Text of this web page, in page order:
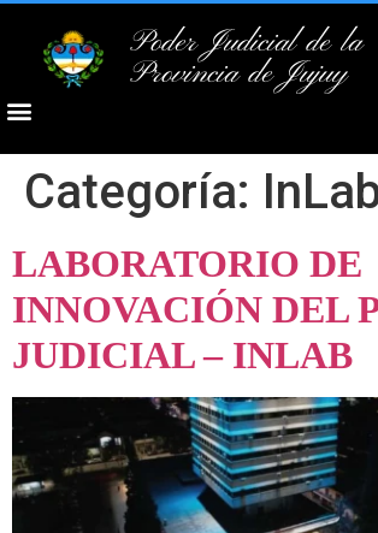
Poder Judicial de la
Provincia de Jujuy
Categoría:
LABORATORIO DE
INNOVACIÓN DEL
JUDICIAL – INLAB